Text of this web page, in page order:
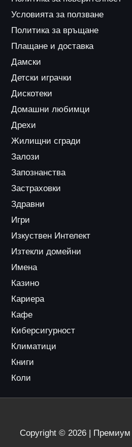
Условията за ползване
Политика за връщане
Плащане и доставка
Дамски
Детски играчки
Дискотеки
Домашни любимци
Дрехи
Жилищни сгради
Залози
Запознанства
Застраховки
Здравни
Игри
Изкуствен Интелект
Изтекли домейни
Имена
Казино
Кариера
Кафе
Киберсигурност
Климатици
Книги
Коли
Copyright © 2026 |